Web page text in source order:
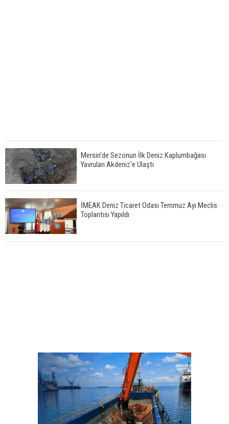
Mersin'de Sezonun İlk Deniz Kaplumbağası
Yavruları Akdeniz'e Ulaştı
İMEAK Deniz Ticaret Odası Temmuz Ayı Meclis
Toplantısı Yapıldı